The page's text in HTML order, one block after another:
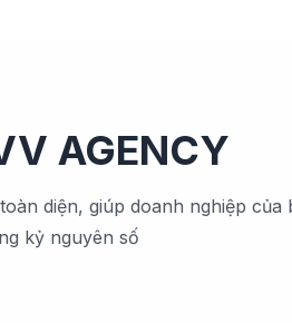
AGENCY
diện, giúp doanh nghiệp của
kỷ nguyên số